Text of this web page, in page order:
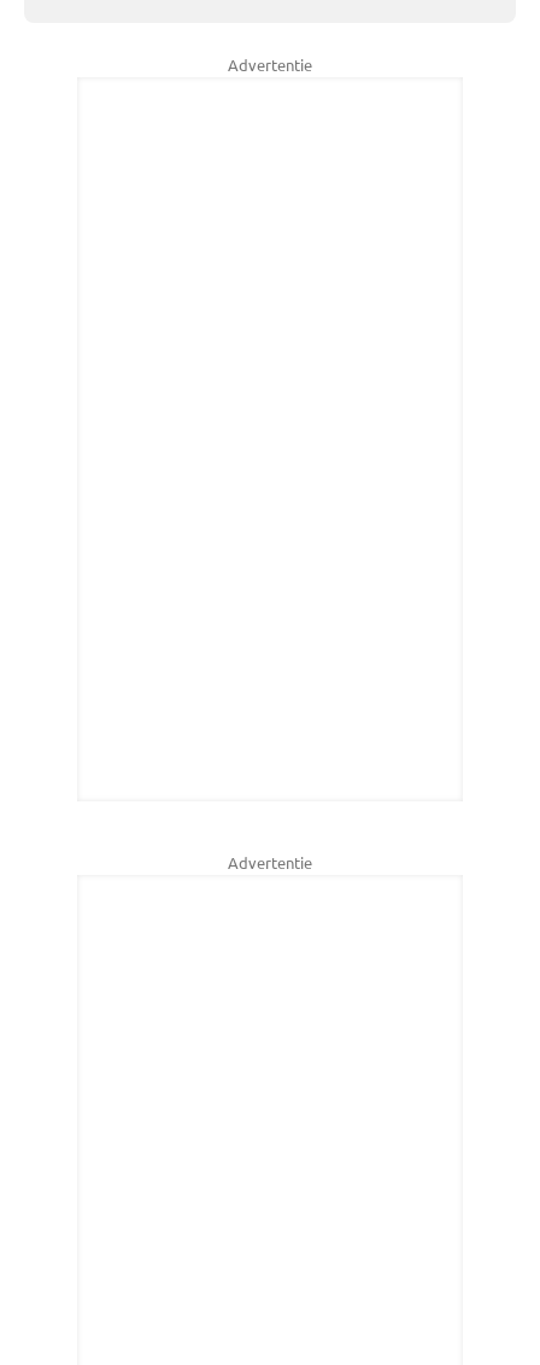
Advertentie
Advertentie